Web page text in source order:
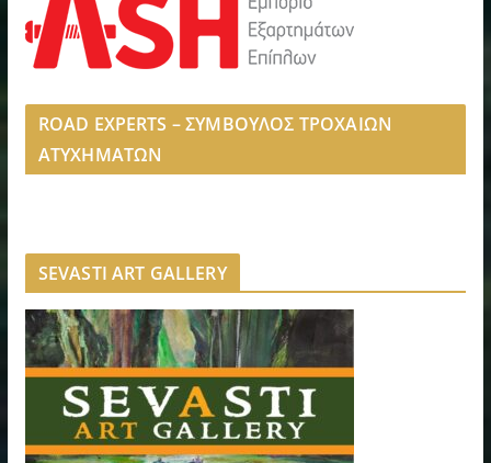
ROAD EXPERTS – ΣΥΜΒΟΥΛΟΣ ΤΡΟΧΑΙΩΝ
ΑΤΥΧΗΜΑΤΩΝ
SEVASTI ART GALLERY